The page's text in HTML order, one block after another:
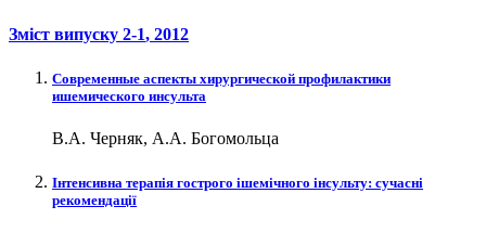
Зміст випуску 2-1, 2012
Современные аспекты хирургической профилактики
ишемического инсульта
В.А. Черняк, А.А. Богомольца
Інтенсивна терапія гострого ішемічного інсульту: сучасні
рекомендації